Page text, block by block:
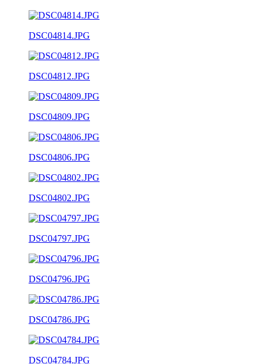
DSC04814.JPG
DSC04812.JPG
DSC04809.JPG
DSC04806.JPG
DSC04802.JPG
DSC04797.JPG
DSC04796.JPG
DSC04786.JPG
DSC04784.JPG